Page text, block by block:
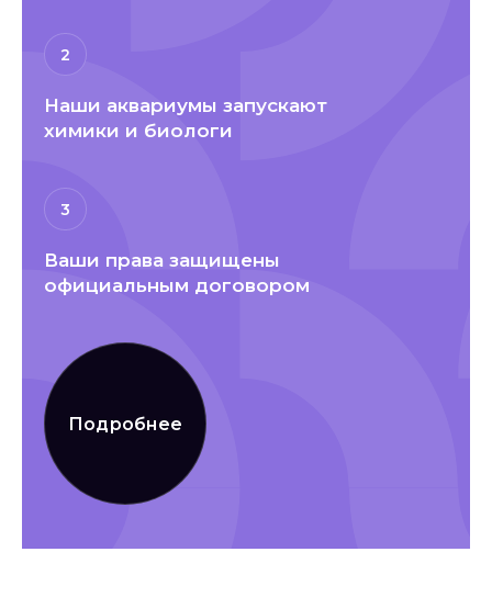
2
Наши аквариумы запускают
химики и биологи
3
Ваши права защищены
официальным договором
Подробнее